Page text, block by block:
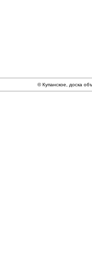
© Купанское, доска